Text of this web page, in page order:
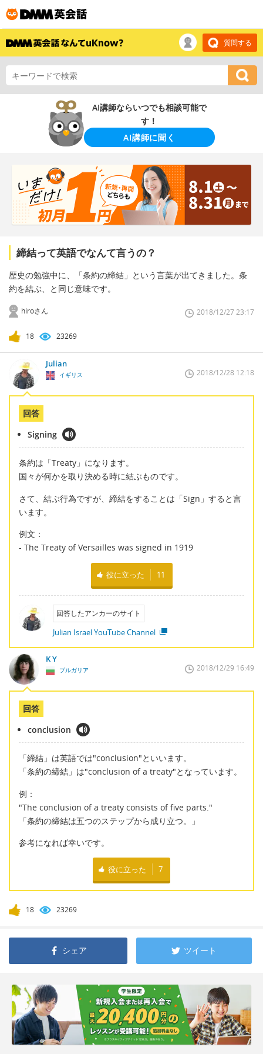
質問する
AI講師ならいつでも相談可能で
す！
AI講師に聞く
締結って英語でなんて言うの？
歴史の勉強中に、「条約の締結」という言葉が出てきました。条
約を結ぶ、と同じ意味です。
hiroさん 2018/12/27 23:17
18 23269
Julian
イギリス 2018/12/28 12:18
回答
Signing
条約は「Treaty」になります。
国々が何かを取り決める時に結ぶものです。
さて、結ぶ行為ですが、締結をすることは「Sign」すると言
います。
例文：
- The Treaty of Versailles was signed in 1919
役に立った 11
回答したアンカーのサイト
Julian Israel YouTube Channel
K Y
ブルガリア 2018/12/29 16:49
回答
conclusion
「締結」は英語では"conclusion"といいます。
「条約の締結」は"conclusion of a treaty"となっています。
例：
"The conclusion of a treaty consists of five parts."
「条約の締結は五つのステップから成り立つ。」
参考になれば幸いです。
役に立った 7
18 23269
シェア ツイート